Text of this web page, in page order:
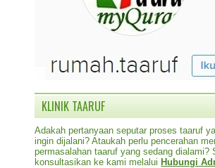
KLINIK TAARUF
Adakah pertanyaan seputar proses taaruf
ingin dijalani? Ataukah perlu pencerahan
permasalahan taaruf yang sedang dialami?
konsultasikan ke kami melalui Hubungi